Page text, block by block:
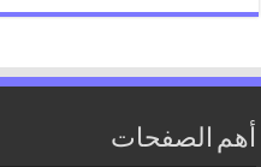
أهم الصفحات